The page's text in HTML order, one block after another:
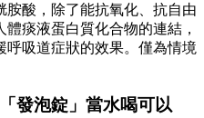
胺酸，除了能抗氧化、抗自由
痰液蛋白質化合物的連結，
吸道症狀的效果。僅為情境
發泡錠」當水喝可以